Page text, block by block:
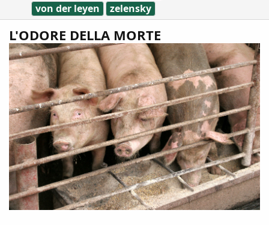
von der leyen
zelensky
L'ODORE DELLA MORTE